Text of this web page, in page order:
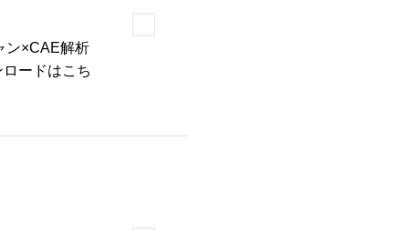
ン×CAE解析
ードはこち